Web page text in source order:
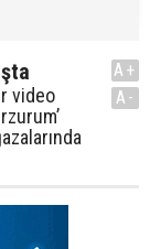
video
A+
A-